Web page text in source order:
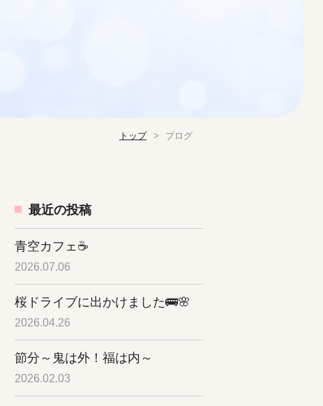
トップ ブログ
最近の投稿
青空カフェ☕
2026.07.06
桜ドライブに出かけました🚌🌸
2026.04.26
節分～鬼は外！福は内～
2026.02.03